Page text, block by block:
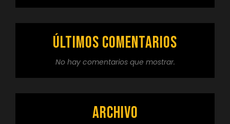
Últimos comentarios
No hay comentarios que mostrar.
Archivo